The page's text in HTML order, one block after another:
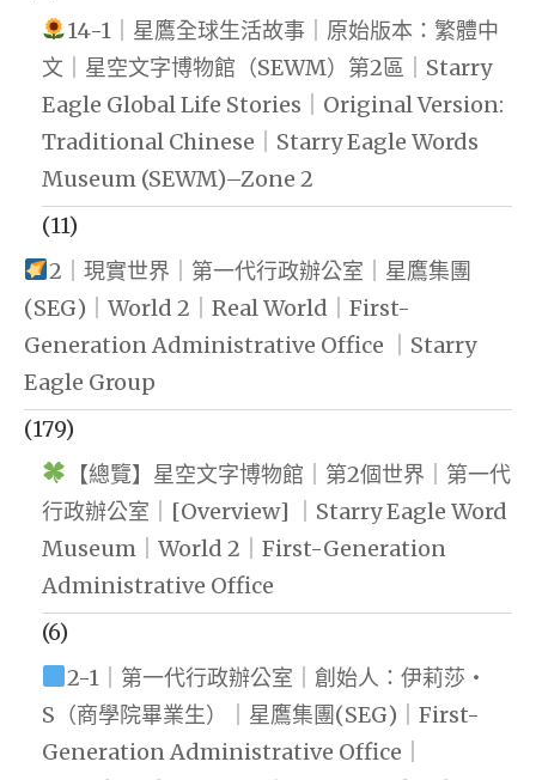
14-1｜星鷹全球生活故事｜原始版本：繁體中
文｜星空文字博物館（SEWM）第2區｜Starry
Eagle Global Life Stories｜Original Version:
Traditional Chinese｜Starry Eagle Words
Museum (SEWM)–Zone 2
(11)
2｜現實世界｜第一代行政辦公室｜星鷹集團
(SEG)｜World 2｜Real World｜First-
Generation Administrative Office ｜Starry
Eagle Group
(179)
【總覽】星空文字博物館｜第2個世界｜第一代
行政辦公室｜[Overview] ｜Starry Eagle Word
Museum｜World 2｜First-Generation
Administrative Office
(6)
2-1｜第一代行政辦公室｜創始人：伊莉莎・
S（商學院畢業生）｜星鷹集團(SEG)｜First-
Generation Administrative Office｜